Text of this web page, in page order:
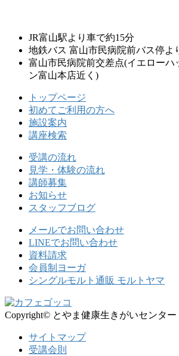
JR富山駅より車で約15分
地鉄バス 富山市民病院前バス停よ
富山市民病院前交差点(イエローハ
ン富山本店近く)
トップページ
初めてご利用の方へ
施設案内
講座検索
受講の流れ
見学・体験の流れ
講師募集
お知らせ
スタッフブログ
メールでお問い合わせ
LINEでお問い合わせ
資料請求
会員制ヨーガ
シングルモルト通販 モルトヤマ
Copyright© とやま健康生きがいセンター
サイトマップ
受講会則